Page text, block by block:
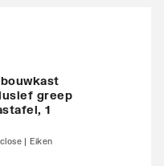
greep
1
| Eiken